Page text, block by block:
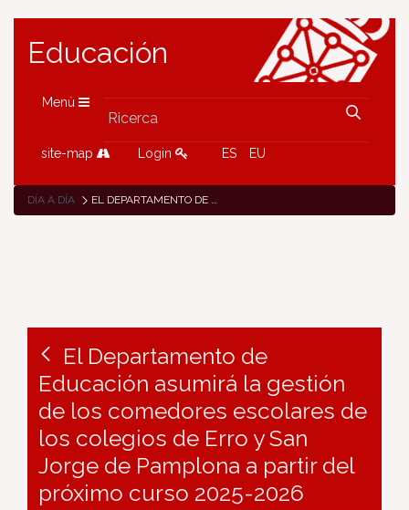
Educación
Menù
site-map Login ES EU
DÍA A DÍA EL DEPARTAMENTO DE EDUCACIÓN ASUMIRÁ LA GESTIÓN DE LOS COMEDORES ESCOLARES DE LOS COLEGIOS DE ERRO Y SAN JORGE DE PAMPLONA A PARTIR DEL PRÓXIMO CURSO 2025-2026
El Departamento de
Educación asumirá la gestión
de los comedores escolares de
los colegios de Erro y San
Jorge de Pamplona a partir del
próximo curso 2025-2026